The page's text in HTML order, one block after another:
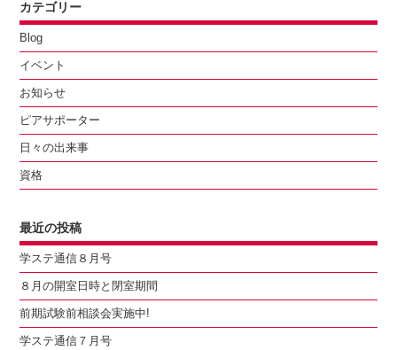
カテゴリー
Blog
イベント
お知らせ
ピアサポーター
日々の出来事
資格
最近の投稿
学ステ通信８月号
８月の開室日時と閉室期間
前期試験前相談会実施中!
学ステ通信７月号